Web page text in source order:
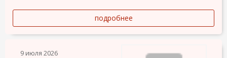
подробнее
9 июля 2026